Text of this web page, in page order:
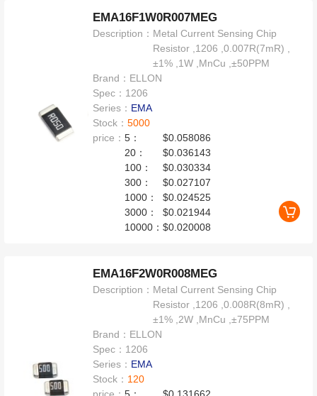
EMA16F1W0R007MEG
Description： Metal Current Sensing Chip
Resistor ,1206 ,0.007R(7mR) ,
±1% ,1W ,MnCu ,±50PPM
Brand： ELLON
Spec： 1206
Series： EMA
Stock：5000
price：5：
$0.058086
20：
$0.036143
100：
$0.030334
300：
$0.027107
1000：
$0.024525
3000：
$0.021944
10000：$0.020008
EMA16F2W0R008MEG
Description： Metal Current Sensing Chip
Resistor ,1206 ,0.008R(8mR) ,
±1% ,2W ,MnCu ,±75PPM
Brand： ELLON
Spec： 1206
Series： EMA
Stock： 120
price：5： $0.131662